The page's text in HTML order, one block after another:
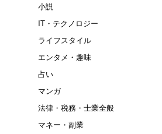
小説
IT・テクノロジー
ライフスタイル
エンタメ・趣味
占い
マンガ
法律・税務・士業全般
マネー・副業